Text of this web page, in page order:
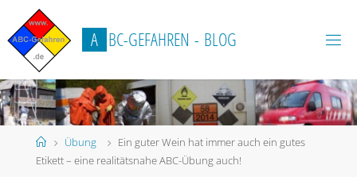
Inhalt
springen
A BC-GEFAHREN - BLOG
StartÜbung
Ein guter Wein hat immer auch ein gutes
Etikett – eine realitätsnahe ABC-Übung auch!